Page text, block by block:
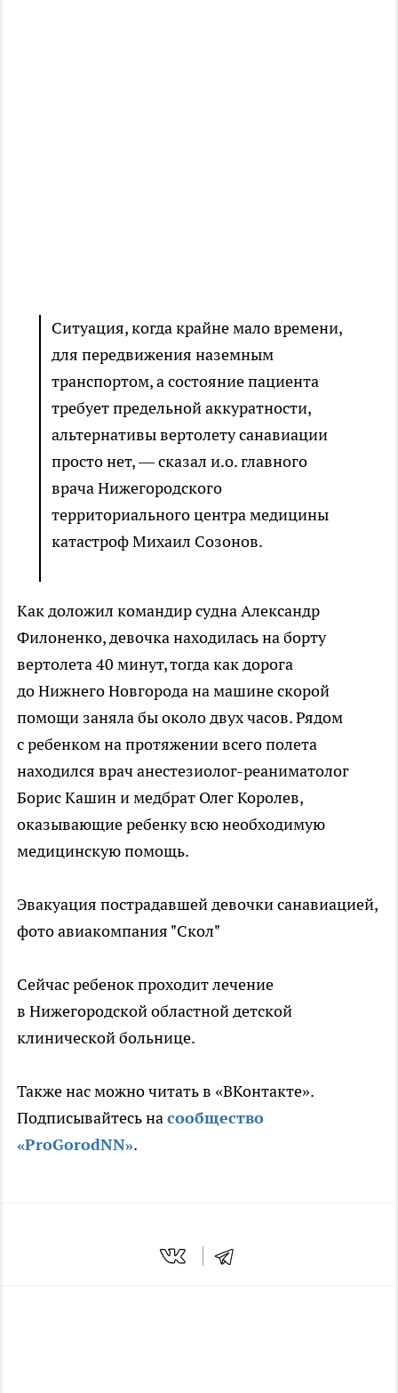
Ситуация, когда крайне мало времени,
для передвижения наземным
транспортом, а состояние пациента
требует предельной аккуратности,
альтернативы вертолету санавиации
просто нет, — сказал и.о. главного
врача Нижегородского
территориального центра медицины
катастроф Михаил Созонов.
Как доложил командир судна Александр
Филоненко, девочка находилась на борту
вертолета 40 минут, тогда как дорога
до Нижнего Новгорода на машине скорой
помощи заняла бы около двух часов. Рядом
с ребенком на протяжении всего полета
находился врач анестезиолог-реаниматолог
Борис Кашин и медбрат Олег Королев,
оказывающие ребенку всю необходимую
медицинскую помощь.
Эвакуация пострадавшей девочки санавиацией,
фото авиакомпания "Скол"
Сейчас ребенок проходит лечение
в Нижегородской областной детской
клинической больнице.
Также нас можно читать в «ВКонтакте».
Подписывайтесь насообщество
«ProGorodNN».